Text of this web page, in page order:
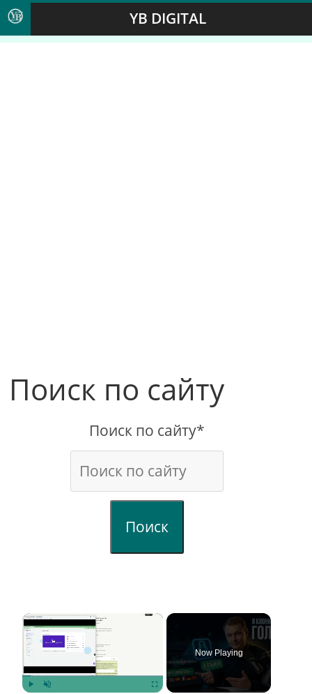
YB DIGITAL
Поиск по сайту
Поиск по сайту*
Поиск
×
Now Playing